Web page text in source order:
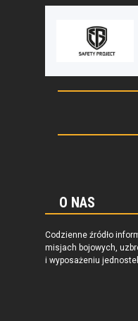
O NAS
Codzienne źródło
misjach bojowych,
i wyposażeniu